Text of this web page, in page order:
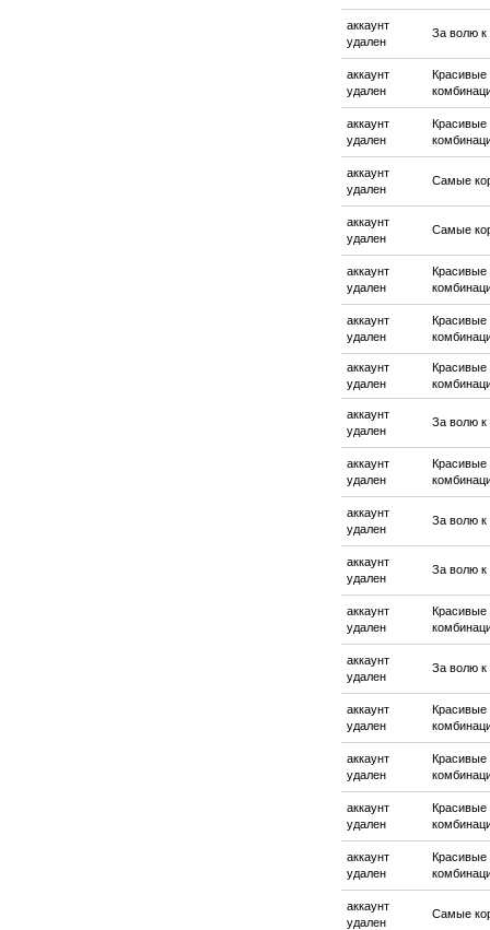
аккаунт
удален
За волю к
аккаунт
удален
Красивые
аккаунт
удален
Красивые
аккаунт
удален
Самые
аккаунт
удален
Самые
аккаунт
удален
Красивые
аккаунт
удален
Красивые
аккаунт
удален
Красивые
аккаунт
удален
За волю к
аккаунт
удален
Красивые
аккаунт
удален
За волю к
аккаунт
удален
За волю к
аккаунт
удален
Красивые
аккаунт
удален
За волю к
аккаунт
удален
Красивые
аккаунт
удален
Красивые
аккаунт
удален
Красивые
аккаунт
удален
Красивые
аккаунт
удален
Самые